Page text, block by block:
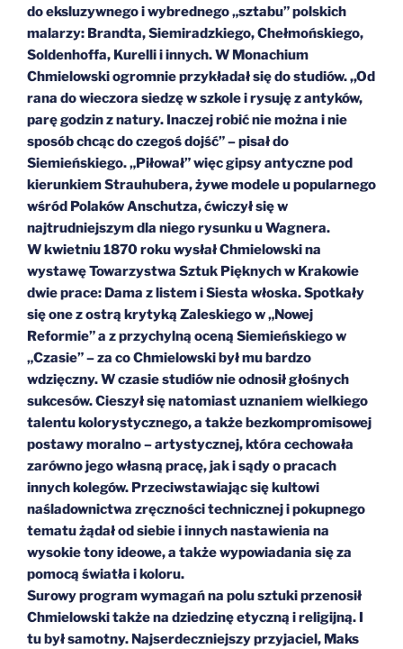
do eksluzywnego i wybrednego „sztabu” polskich
malarzy: Brandta, Siemiradzkiego, Chełmońskiego,
Soldenhoffa, Kurelli i innych. W Monachium
Chmielowski ogromnie przykładał się do studiów. ,,Od
rana do wieczora siedzę w szkole i rysuję z antyków,
parę godzin z natury. Inaczej robić nie można i nie
sposób chcąc do czegoś dojść” – pisał do
Siemieńskiego. „Piłował” więc gipsy antyczne pod
kierunkiem Strauhubera, żywe modele u popularnego
wśród Polaków Anschutza, ćwiczył się w
najtrudniejszym dla niego rysunku u Wagnera.
W kwietniu 1870 roku wysłał Chmielowski na
wystawę Towarzystwa Sztuk Pięknych w Krakowie
dwie prace: Dama z listem i Siesta włoska. Spotkały
się one z ostrą krytyką Zaleskiego w „Nowej
Reformie” a z przychylną oceną Siemieńskiego w
„Czasie” – za co Chmielowski był mu bardzo
wdzięczny. W czasie studiów nie odnosił głośnych
sukcesów. Cieszył się natomiast uznaniem wielkiego
talentu kolorystycznego, a także bezkompromisowej
postawy moralno – artystycznej, która cechowała
zarówno jego własną pracę, jak i sądy o pracach
innych kolegów. Przeciwstawiając się kultowi
naśladownictwa zręczności technicznej i pokupnego
tematu żądał od siebie i innych nastawienia na
wysokie tony ideowe, a także wypowiadania się za
pomocą światła i koloru.
Surowy program wymagań na polu sztuki przenosił
Chmielowski także na dziedzinę etyczną i religijną. I
tu był samotny. Najserdeczniejszy przyjaciel, Maks